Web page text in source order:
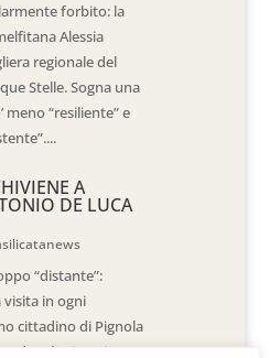
forbito: la
Alessia
regionale del
Stelle. Sogna una
meno “resiliente” e
A
DE LUCA
“distante”:
in ogni
cittadino di Pignola
la situazione